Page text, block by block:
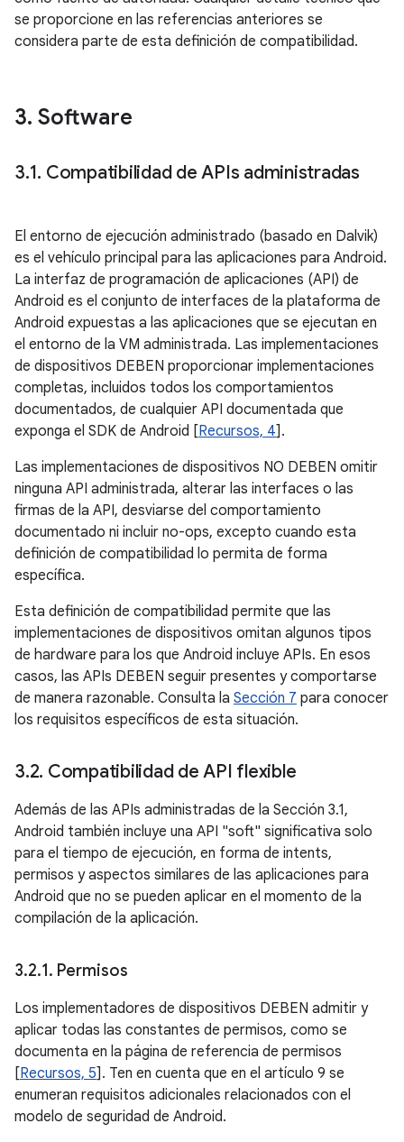
se proporcione en las referencias anteriores se
considera parte de esta definición de compatibilidad.
3. Software
3.1. Compatibilidad de APIs administradas
El entorno de ejecución administrado (basado en Dalvik)
es el vehículo principal para las aplicaciones para Android.
La interfaz de programación de aplicaciones (API) de
Android es el conjunto de interfaces de la plataforma de
Android expuestas a las aplicaciones que se ejecutan en
el entorno de la VM administrada. Las implementaciones
de dispositivos DEBEN proporcionar implementaciones
completas, incluidos todos los comportamientos
documentados, de cualquier API documentada que
exponga el SDK de Android [Recursos, 4].
Las implementaciones de dispositivos NO DEBEN omitir
ninguna API administrada, alterar las interfaces o las
firmas de la API, desviarse del comportamiento
documentado ni incluir no-ops, excepto cuando esta
definición de compatibilidad lo permita de forma
específica.
Esta definición de compatibilidad permite que las
implementaciones de dispositivos omitan algunos tipos
de hardware para los que Android incluye APIs. En esos
casos, las APIs DEBEN seguir presentes y comportarse
de manera razonable. Consulta la Sección 7 para conocer
los requisitos específicos de esta situación.
3.2. Compatibilidad de API flexible
Además de las APIs administradas de la Sección 3.1,
Android también incluye una API "soft" significativa solo
para el tiempo de ejecución, en forma de intents,
permisos y aspectos similares de las aplicaciones para
Android que no se pueden aplicar en el momento de la
compilación de la aplicación.
3.2.1. Permisos
Los implementadores de dispositivos DEBEN admitir y
aplicar todas las constantes de permisos, como se
documenta en la página de referencia de permisos
[Recursos, 5]. Ten en cuenta que en el artículo 9 se
enumeran requisitos adicionales relacionados con el
modelo de seguridad de Android.